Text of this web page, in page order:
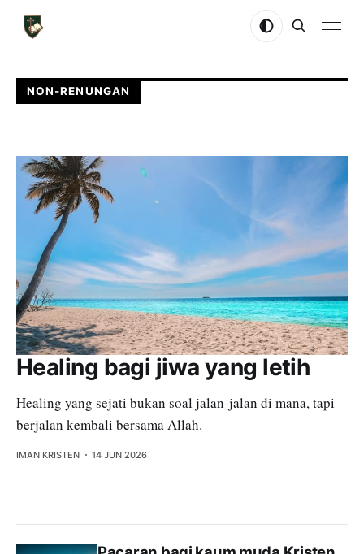
NON-RENUNGAN
Healing bagi jiwa yang letih
Healing yang sejati bukan soal jalan-jalan di mana, tapi
berjalan kembali bersama Allah.
IMAN KRISTEN 14 JUN 2026